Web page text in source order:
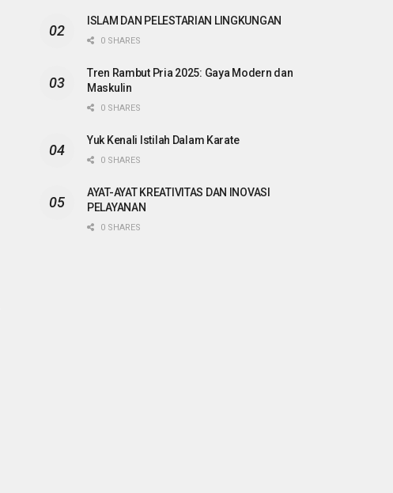
ISLAM DAN PELESTARIAN LINGKUNGAN
0 SHARES
Tren Rambut Pria 2025: Gaya Modern dan
Maskulin
0 SHARES
Yuk Kenali Istilah Dalam Karate
0 SHARES
AYAT-AYAT KREATIVITAS DAN INOVASI
PELAYANAN
0 SHARES